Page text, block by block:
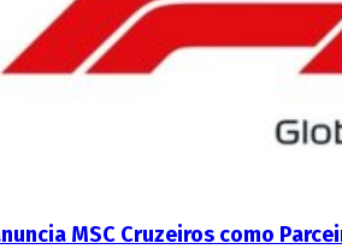
MSC Cruzeiros como